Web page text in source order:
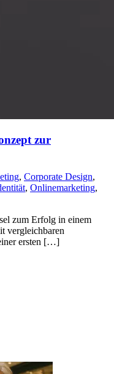
zur
, Corporate Design,
, Onlinemarketing,
zum Erfolg in einem
vergleichbaren
ersten […]